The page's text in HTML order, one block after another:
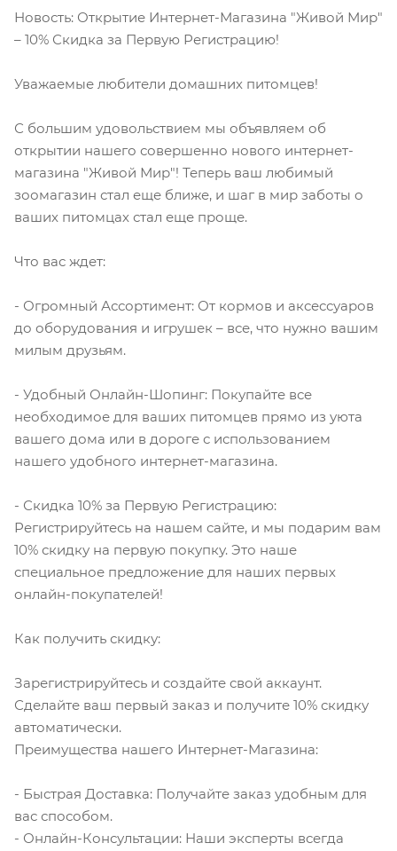
Новость: Открытие Интернет-Магазина "Живой Мир"
– 10% Скидка за Первую Регистрацию!
Уважаемые любители домашних питомцев!
С большим удовольствием мы объявляем об
открытии нашего совершенно нового интернет-
магазина "Живой Мир"! Теперь ваш любимый
зоомагазин стал еще ближе, и шаг в мир заботы о
ваших питомцах стал еще проще.
Что вас ждет:
- Огромный Ассортимент: От кормов и аксессуаров
до оборудования и игрушек – все, что нужно вашим
милым друзьям.
- Удобный Онлайн-Шопинг: Покупайте все
необходимое для ваших питомцев прямо из уюта
вашего дома или в дороге с использованием
нашего удобного интернет-магазина.
- Скидка 10% за Первую Регистрацию:
Регистрируйтесь на нашем сайте, и мы подарим вам
10% скидку на первую покупку. Это наше
специальное предложение для наших первых
онлайн-покупателей!
Как получить скидку:
Зарегистрируйтесь и создайте свой аккаунт.
Сделайте ваш первый заказ и получите 10% скидку
автоматически.
Преимущества нашего Интернет-Магазина:
- Быстрая Доставка: Получайте заказ удобным для
вас способом.
- Онлайн-Консультации: Наши эксперты всегда